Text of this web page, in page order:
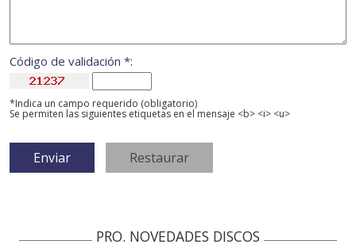
Código de validación *:
*Indica un campo requerido (obligatorio)
Se permiten las siguientes etiquetas en el mensaje <b> <i> <u>
PRO. NOVEDADES DISCOS